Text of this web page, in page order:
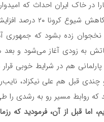
در خاک ایران احداث که
حجم معاملات
زده‌ بشود که جمهوری
به زودی آغاز می‌شود و
هم در شرایط خوبی
چندی قبل هم علی نیکزاد،
که روابط مسیر رو به رشدی را
اما قبل از آن، فرمودید که